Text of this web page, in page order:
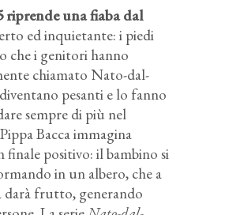
riprende una fiaba dal
ed inquietante: i piedi
che i genitori hanno
chiamato Nato-dal-
pesanti e lo fanno
sempre di più nel
Bacca immagina
finale positivo: il bambino si
in un albero, che a
darà frutto, generando